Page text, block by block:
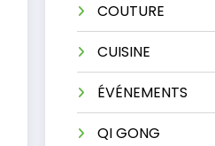
COUTURE
CUISINE
ÉVÉNEMENTS
QI GONG